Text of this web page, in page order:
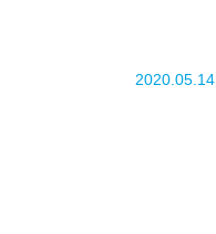
2020.05.14